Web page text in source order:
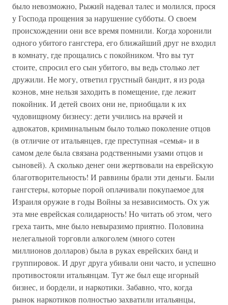
было невозможно, Рыжий надевал талес и молился, прося
у Господа прощения за нарушение субботы. О своем
происхождении они все время помнили. Когда хоронили
одного убитого гангстера, его ближайший друг не входил
в комнату, где прощались с покойником. Что вы тут
стоите, спросил его сын убитого, вы ведь столько лет
дружили. Не могу, ответил грустный бандит, я из рода
коэнов, мне нельзя заходить в помещение, где лежит
покойник. И детей своих они не, приобщали к их
чудовищному бизнесу: дети учились на врачей и
адвокатов, криминальным было только поколение отцов
(в отличие от итальянцев, где преступная «семья» и в
самом деле была связана родственными узами отцов и
сыновей). А сколько денег они жертвовали на еврейскую
благотворительность! И раввины брали эти деньги. Были
гангстеры, которые порой оплачивали покупаемое для
Израиля оружие в годы Войны за независимость. Ох уж
эта мне еврейская солидарность! Но читать об этом, чего
греха таить, мне было невыразимо приятно. Половина
нелегальной торговли алкоголем (много сотен
миллионов долларов) была в руках еврейских банд и
группировок. И друг друга убивали они часто, и успешно
противостояли итальянцам. Тут же был еще игорный
бизнес, и бордели, и наркотики. Забавно, что, когда
рынок наркотиков полностью захватили итальянцы,